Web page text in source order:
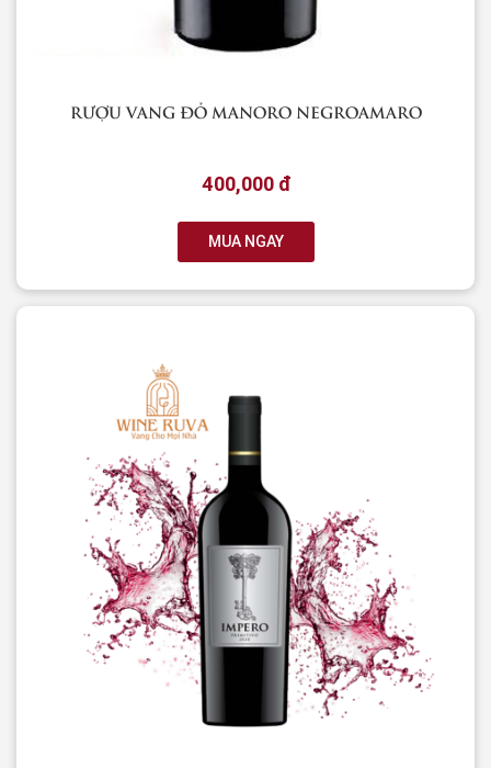
RƯỢU VANG ĐỎ MANORO NEGROAMARO
400,000 đ
MUA NGAY